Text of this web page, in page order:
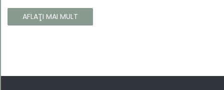
cum să vă îngrijiți corect îmbrăcămintea sport, astfel încât
să își păstreze proprietățile chiar și în timpul celor mai
AFLAŢI MAI MULT